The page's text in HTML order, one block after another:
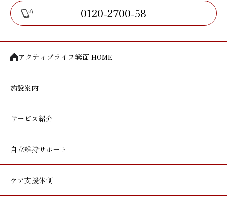
0120-2700-58
アクティブライフ箕面 HOME
施設案内
サービス紹介
自立維持サポート
ケア支援体制